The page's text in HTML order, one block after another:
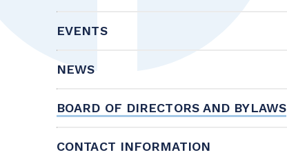
EVENTS
NEWS
BOARD OF DIRECTORS AND BYLAWS
CONTACT INFORMATION